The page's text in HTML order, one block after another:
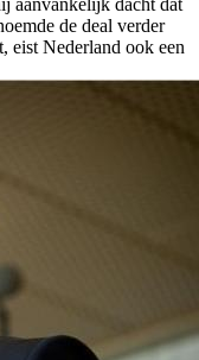
aanvankelijk dacht dat
de deal verder
eist Nederland ook een